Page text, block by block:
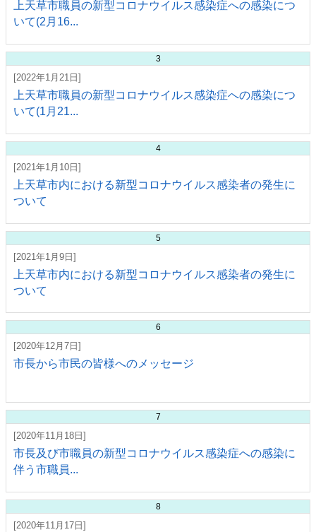
上天草市職員の新型コロナウイルス感染症への感染につ
いて(2月16...
3
[2022年1月21日]
上天草市職員の新型コロナウイルス感染症への感染につ
いて(1月21...
4
[2021年1月10日]
上天草市内における新型コロナウイルス感染者の発生に
ついて
5
[2021年1月9日]
上天草市内における新型コロナウイルス感染者の発生に
ついて
6
[2020年12月7日]
市長から市民の皆様へのメッセージ
7
[2020年11月18日]
市長及び市職員の新型コロナウイルス感染症への感染に
伴う市職員...
8
[2020年11月17日]